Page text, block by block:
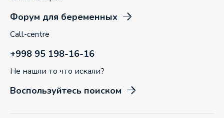
Форум для беременных
Call-centre
+998 95 198-16-16
Не нашли то что искали?
Воспользуйтесь поиском